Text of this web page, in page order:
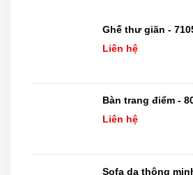
Ghế thư giãn -
Liên hệ
Bàn trang điểm -
Liên hệ
Sofa da thông